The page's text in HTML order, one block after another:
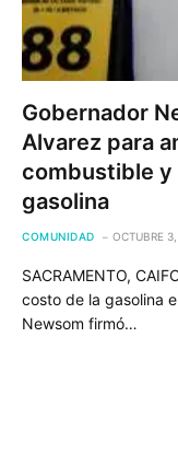
Gobernador
Alvarez para
combustible y
gasolina
COMUNIDAD OCTUBRE
SACRAMENTO,
costo de la gasolina
Newsom firmó…